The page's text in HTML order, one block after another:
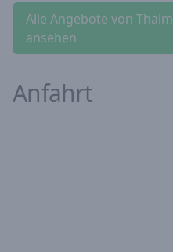
Alle Angebote von
ansehen
Anfahrt